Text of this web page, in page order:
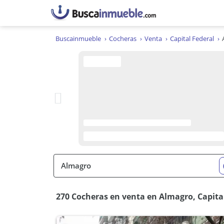
Buscainmueble Cocheras Venta Capital Federal
270 Cocheras en venta en Almagro,